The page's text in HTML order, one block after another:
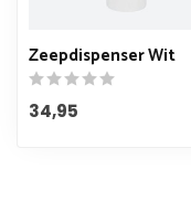
Zeepdispenser Wit
34,95